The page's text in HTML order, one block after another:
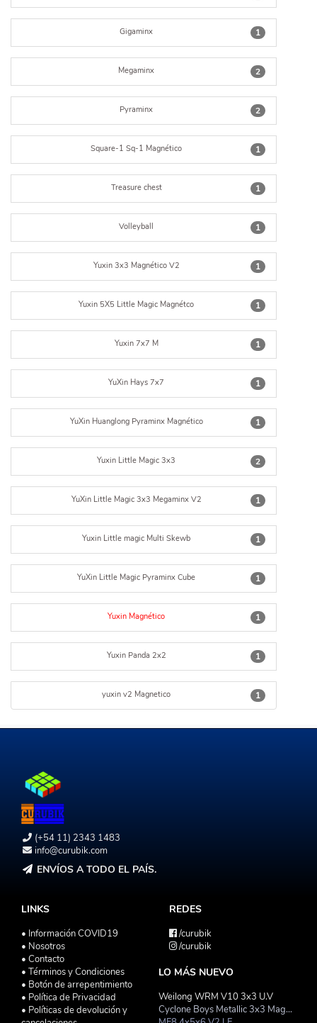
1
Gigaminx
2
Megaminx
2
Pyraminx
1
Square-1 Sq-1 Magnético
1
Treasure chest
1
Volleyball
1
Yuxin 3x3 Magnético V2
1
Yuxin 5X5 Little Magic Magnétco
1
Yuxin 7x7 M
1
YuXin Hays 7x7
1
YuXin Huanglong Pyraminx Magnético
2
Yuxin Little Magic 3x3
1
YuXin Little Magic 3x3 Megaminx V2
1
Yuxin Little magic Multi Skewb
1
YuXin Little Magic Pyraminx Cube
1
Yuxin Magnético
1
Yuxin Panda 2x2
1
yuxin v2 Magnetico
(+54 11) 2343 1483
info@curubik.com
ENVÍOS A TODO EL PAÍS.
LINKS
• Información COVID19
• Nosotros
• Contacto
• Términos y Condiciones
• Botón de arrepentimiento
• Política de Privacidad
• Políticas de devolución y
REDES
/curubik
/curubik
LO MÁS NUEVO
Weilong WRM V10 3x3 U.V
Cyclone Boys Metallic 3x3 Magnetico Macaron